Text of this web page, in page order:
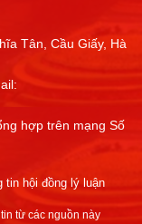
Tân, Cầu Giấy, Hà
hợp trên mạng Số
tin hội đồng lý luận
từ các nguồn này